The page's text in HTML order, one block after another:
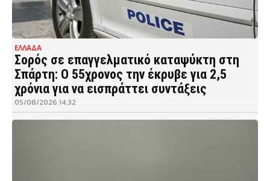
ΕΛΛΑΔΑ
Σορός σε επαγγελματικό καταψύκτη στη
Σπάρτη: Ο 55χρονος την έκρυβε για 2,5
χρόνια για να εισπράττει συντάξεις
05/08/2026 14:32